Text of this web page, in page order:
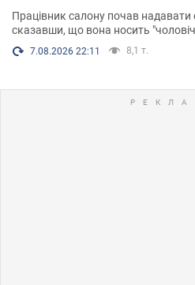
Працівник салону почав надавати
сказавши, що вона носить
7.08.2026 22:11 8,1 т.